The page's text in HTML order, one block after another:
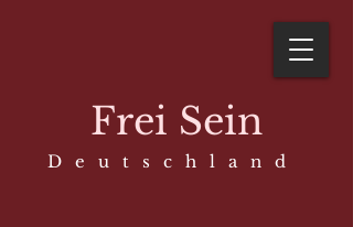
Frei Sein
D e u t s c h l a n d